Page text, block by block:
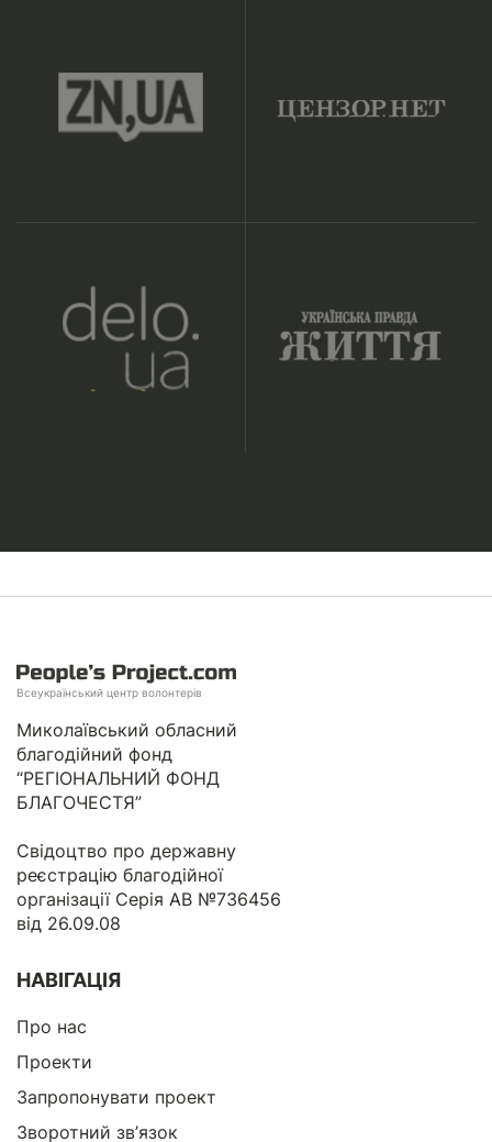
Всеукраїнський центр волонтерів
Миколаївський обласний
благодійний фонд
“РЕГІОНАЛЬНИЙ ФОНД
БЛАГОЧЕСТЯ”
Свідоцтво про державну
реєстрацію благодійної
організації Серія АВ №736456
від 26.09.08
НАВІГАЦІЯ
Про нас
Проекти
Запропонувати проект
Зворотний зв’язок